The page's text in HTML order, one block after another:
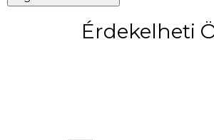
Érdekelheti